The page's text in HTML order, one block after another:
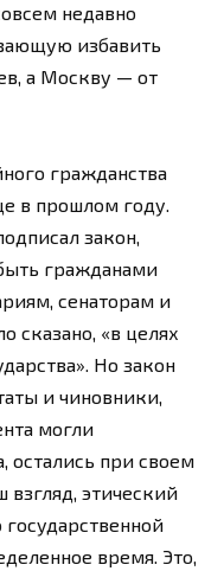
недавно
избавить
а Москву — от
гражданства
в прошлом году.
закон,
гражданами
сенаторам и
сказано, «в целях
Но закон
и чиновники,
могли
остались при своем
взгляд, этический
государственной
время. Это,